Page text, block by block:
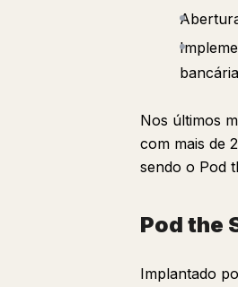
Nos últimos
com mais de
sendo o Pod
Pod the
Implantado